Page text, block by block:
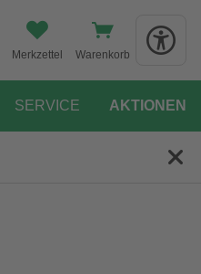
Merkzettel Warenkorb
SERVICE AKTIONEN